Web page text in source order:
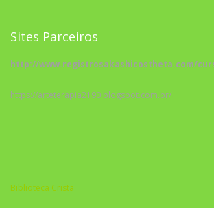
Sites Parceiros
http://www.registrosakashicostheta.com/
https://arteterapia2190.blogspot.com.br/
Biblioteca Cristã